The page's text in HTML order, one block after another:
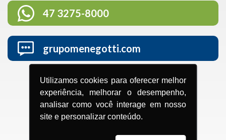
Utilizamos cookies para oferecer melhor
experiência, melhorar o desempenho,
analisar como você interage em nosso
site e personalizar conteúdo.
47 3275-8000
grupomenegotti.com